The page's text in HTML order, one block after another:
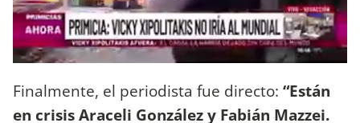
Finalmente, el periodista fue directo: “Están
en crisis Araceli González y Fabián Mazzei.